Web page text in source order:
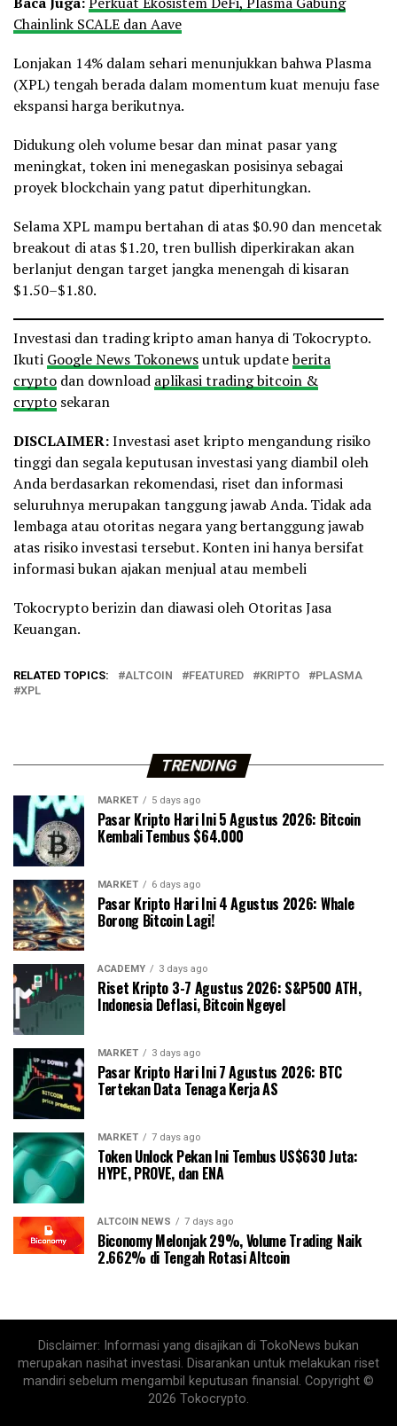
Chainlink SCALE dan Aave
Lonjakan 14% dalam sehari menunjukkan bahwa Plasma
(XPL) tengah berada dalam momentum kuat menuju fase
ekspansi harga berikutnya.
Didukung oleh volume besar dan minat pasar yang
meningkat, token ini menegaskan posisinya sebagai
proyek blockchain yang patut diperhitungkan.
Selama XPL mampu bertahan di atas $0.90 dan mencetak
breakout di atas $1.20, tren bullish diperkirakan akan
berlanjut dengan target jangka menengah di kisaran
$1.50–$1.80.
Investasi dan trading kripto aman hanya di Tokocrypto.
Ikuti Google News Tokonewsuntuk updateberita
crypto dan download aplikasi trading bitcoin &
crypto sekaran
DISCLAIMER:Investasi aset kripto mengandung risiko
tinggi dan segala keputusan investasi yang diambil oleh
Anda berdasarkan rekomendasi, riset dan informasi
seluruhnya merupakan tanggung jawab Anda. Tidak ada
lembaga atau otoritas negara yang bertanggung jawab
atas risiko investasi tersebut. Konten ini hanya bersifat
informasi bukan ajakan menjual atau membeli
Tokocrypto berizin dan diawasi oleh Otoritas Jasa
Keuangan.
RELATED TOPICS: ALTCOIN FEATURED KRIPTO
PLASMA
XPL
TRENDING
MARKET 5 days ago
Pasar Kripto Hari Ini 5 Agustus 2026: Bitcoin
Kembali Tembus $64.000
MARKET 6 days ago
Pasar Kripto Hari Ini 4 Agustus 2026: Whale
Borong Bitcoin Lagi!
ACADEMY 3 days ago
Riset Kripto 3-7 Agustus 2026: S&P500 ATH,
Indonesia Deflasi, Bitcoin Ngeyel
MARKET 3 days ago
Pasar Kripto Hari Ini 7 Agustus 2026: BTC
Tertekan Data Tenaga Kerja AS
MARKET 7 days ago
Token Unlock Pekan Ini Tembus US$630 Juta:
HYPE, PROVE, dan ENA
ALTCOIN NEWS 7 days ago
Biconomy Melonjak 29%, Volume Trading Naik
2.662% di Tengah Rotasi Altcoin
Disclaimer: Informasi yang disajikan di TokoNews bukan
merupakan nasihat investasi. Disarankan untuk melakukan riset
mandiri sebelum mengambil keputusan finansial. Copyright ©
2026 Tokocrypto.